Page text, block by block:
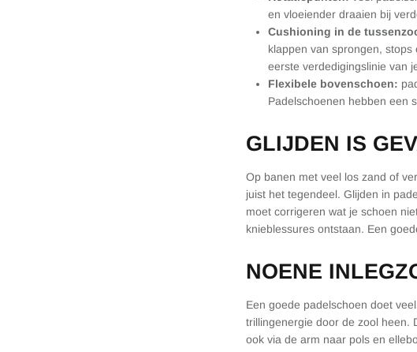
en vloeiender draaien bij
Cushioning in de
klappen van sprongen,
eerste verdedigingslinie van
Flexibele bovenschoen:
Padelschoenen hebben een
GLIJDEN IS
Op banen met veel los zand of
juist het tegendeel. Glijden in
moet corrigeren wat je schoen
knieblessures ontstaan. Een
NOENE
Een goede padelschoen doet
trillingenergie door de zool heen.
ook via de arm naar pols en